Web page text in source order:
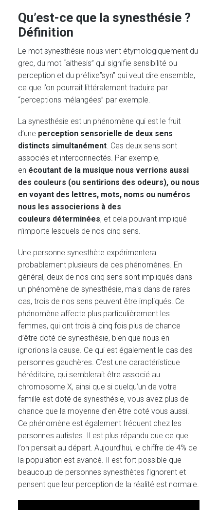
Qu’est-ce que la synesthésie ?
Définition
Le mot synesthésie nous vient étymologiquement du
grec, du mot “aithesis” qui signifie sensibilité ou
perception et du préfixe”syn” qui veut dire ensemble,
ce que l’on pourrait littéralement traduire par
“perceptions mélangées” par exemple.
La synesthésie est un phénomène qui est le fruit
d’une perception sensorielle de deux sens
distincts simultanément. Ces deux sens sont
associés et interconnectés. Par exemple,
en écoutant de la musique nous verrions aussi
des couleurs (ou sentirions des odeurs), ou nous
en voyant des lettres, mots, noms ou numéros
nous les associerions à des
couleurs déterminées, et cela pouvant impliqué
n’importe lesquels de nos cinq sens.
Une personne synesthète expérimentera
probablement plusieurs de ces phénomènes. En
général, deux de nos cinq sens sont impliqués dans
un phénomène de synesthésie, mais dans de rares
cas, trois de nos sens peuvent être impliqués. Ce
phénomène affecte plus particulièrement les
femmes, qui ont trois à cinq fois plus de chance
d’être doté de synesthésie, bien que nous en
ignorions la cause. Ce qui est également le cas des
personnes gauchères. C’est une caractéristique
héréditaire, qui semblerait être associé au
chromosome X, ainsi que si quelqu’un de votre
famille est doté de synesthésie, vous avez plus de
chance que la moyenne d’en être doté vous aussi.
Ce phénomène est également fréquent chez les
personnes autistes. Il est plus répandu que ce que
l’on pensait au départ. Aujourd’hui, le chiffre de 4% de
la population est avancé. Il est fort possible que
beaucoup de personnes synesthètes l’ignorent et
pensent que leur perception de la réalité est normale.